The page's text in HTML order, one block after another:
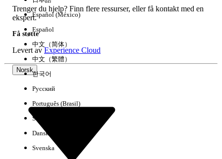
Fjern alle Utført
Trenger du hjelp? Finn flere ressurser, eller få kontakt med en
ekspert.
Få støtte
Levert avExperience Cloud
Norsk
Español (México)
Español
中文（简体）
中文（繁體）
한국어
Русский
Português (Brasil)
Suomi
Dansk
Svenska